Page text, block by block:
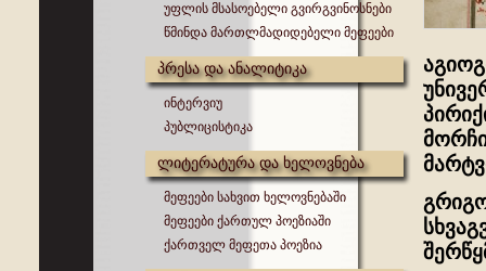
უფლის მსასოებელი გვირგვინოსნები
წმინდა მართლმადიდებელი მეფეები
პრესა და ანალიტიკა
ინტერვიუ
პუბლიცისტიკა
ლიტერატურა და ხელოვნება
მეფეები სახვით ხელოვნებაში
მეფეები ქართულ პოეზიაში
ქართველ მეფეთა პოეზია